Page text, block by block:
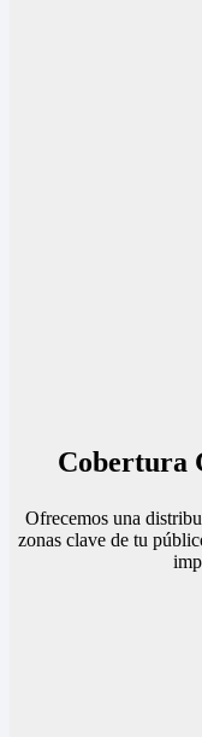
Cobertura
Ofrecemos una
zonas clave de tu